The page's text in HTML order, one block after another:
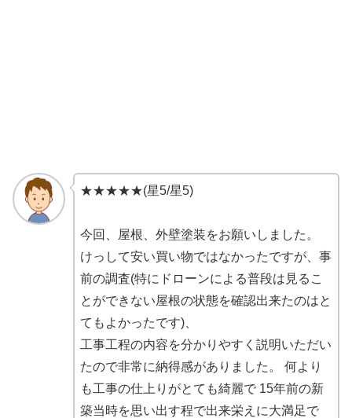
★★★★★(星5/星5)
今回、屋根、外壁塗装をお願いしました。
けっして安い買い物ではなかったですが、事
前の調査(特にドローンによる普段は見るこ
とができない屋根の状態を確認出来たのはと
てもよかったです)、
工事工程の内容を分かりやすく説明いただい
たので非常に納得感がありました。 何より
も工事の仕上りがとても綺麗で 15年前の新
築当時を思い出す程で出来栄えに大満足で